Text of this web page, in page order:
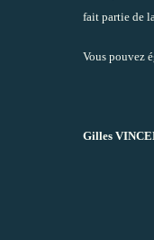
fait partie de
Vous pouvez
Gilles